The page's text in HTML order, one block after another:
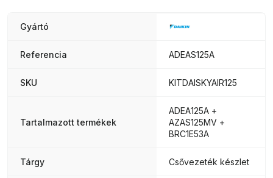
Gyártó
Referencia ADEAS125A
SKU KITDAISKYAIR125
Tartalmazott termékek
ADEA125A +
AZAS125MV +
BRC1E53A
Tárgy Csővezeték készlet